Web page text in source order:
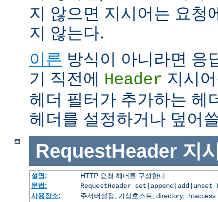
지 않으면 지시어는 요청
지 않는다.
이른 방식이 아니라면 응
기 직전에 Header 지시
헤더 필터가 추가하는 헤
헤더를 설정하거나 덮어
RequestHeader 지
설명:
HTTP 요청 헤더를 구성한다
문법:
RequestHeader set|append|add|unset
사용장소:
주서버설정, 가상호스트, directory, .htaccess